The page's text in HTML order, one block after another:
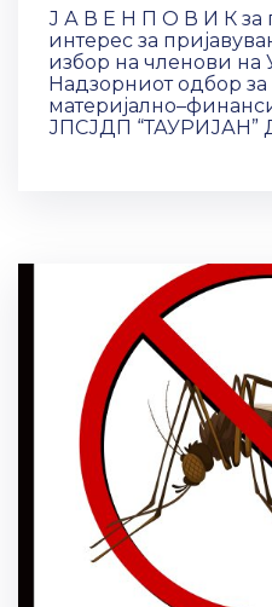
Ј А В Е Н П О В И К за
интерес за
избор на членови на
Надзорниот одбор за
ЈПСЈДП “ТАУРИЈАН”